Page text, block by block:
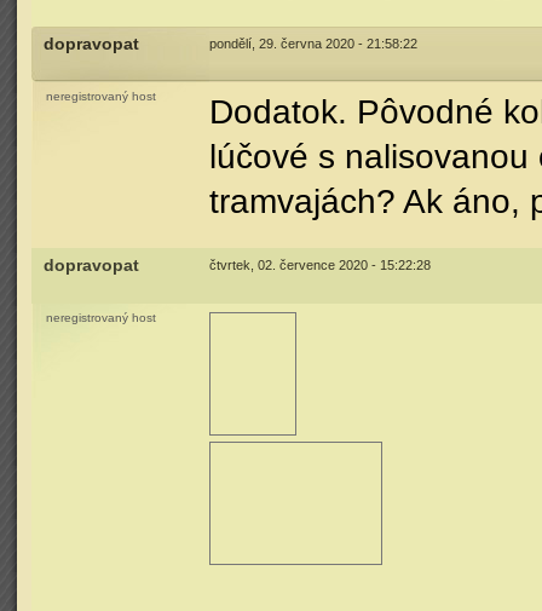
dopravopat pondělí, 29. června 2020 - 21:58:22
neregistrovaný host
Dodatok. Pôvodné
lúčové s
tramvajách? Ak áno,
dopravopat čtvrtek, 02. července 2020 - 15:22:28
neregistrovaný host